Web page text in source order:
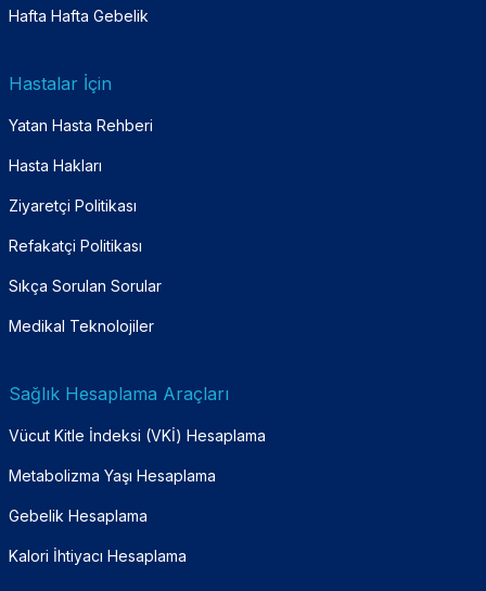
Hafta Hafta Gebelik
Hastalar İçin
Yatan Hasta Rehberi
Hasta Hakları
Ziyaretçi Politikası
Refakatçi Politikası
Sıkça Sorulan Sorular
Medikal Teknolojiler
Sağlık Hesaplama Araçları
Vücut Kitle İndeksi (VKİ) Hesaplama
Metabolizma Yaşı Hesaplama
Gebelik Hesaplama
Kalori İhtiyacı Hesaplama